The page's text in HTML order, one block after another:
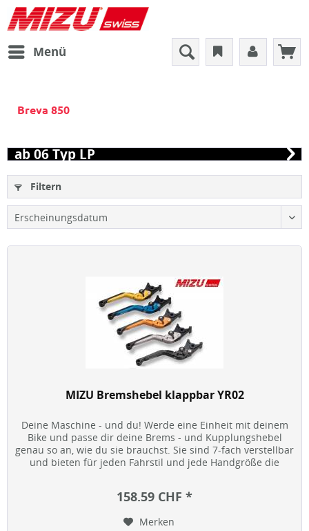
Menü
Breva 850
ab 06 Typ LP
Filtern
MIZU Bremshebel klappbar YR02
Deine Maschine - und du! Werde eine Einheit mit deinem
Bike und passe dir deine Brems - und Kupplungshebel
genau so an, wie du sie brauchst. Sie sind 7-fach verstellbar
und bieten für jeden Fahrstil und jede Handgröße die
158.59 CHF *
Merken